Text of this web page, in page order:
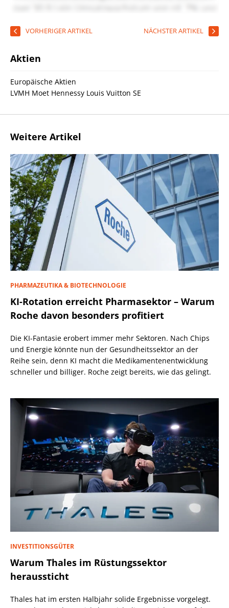
VORHERIGER ARTIKEL NÄCHSTER ARTIKEL
Aktien
Europäische Aktien
LVMH Moet Hennessy Louis Vuitton SE
Weitere Artikel
PHARMAZEUTIKA & BIOTECHNOLOGIE
KI-Rotation erreicht Pharmasektor – Warum
Roche davon besonders profitiert
Die KI-Fantasie erobert immer mehr Sektoren. Nach Chips
und Energie könnte nun der Gesundheitssektor an der
Reihe sein, denn KI macht die Medikamentenentwicklung
schneller und billiger. Roche zeigt bereits, wie das gelingt.
INVESTITIONSGÜTER
Warum Thales im Rüstungssektor
heraussticht
Thales hat im ersten Halbjahr solide Ergebnisse vorgelegt.